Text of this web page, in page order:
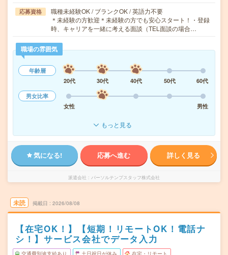
応募資格
職種未経験OK / ブランクOK / 英語力不要
＊未経験の方歓迎＊未経験の方でも安心スタート！・登録
時、キャリアを一緒に考える面談（TEL面談の場合…
職場の雰囲気
年齢層
20代
30代 40代 50代
60代
男女比率
女性
男性
もっと見る
気になる! 応募へ進む 詳しく見る
派遣会社 パーソルテンプスタッフ株式会社
未読 掲載日 2026/08/08
【在宅OK！】【短期！リモートOK！電話ナ
シ！】サービス会社でデータ入力
交通費別途支給あり 土日祝日が休み 在宅・リモート